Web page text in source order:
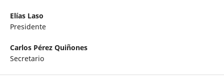
Elías Laso
Presidente
Carlos Pérez Quiñones
Secretario